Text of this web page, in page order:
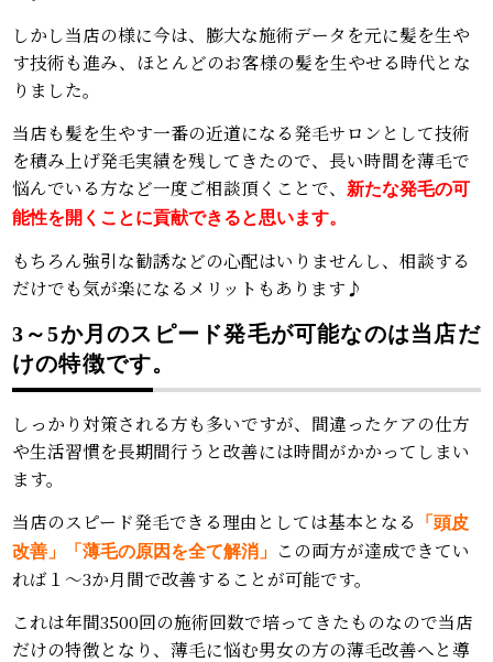
しかし当店の様に今は、膨大な施術データを元に髪を生や
す技術も進み、ほとんどのお客様の髪を生やせる時代とな
りました。
当店も髪を生やす一番の近道になる発毛サロンとして技術
を積み上げ発毛実績を残してきたので、長い時間を薄毛で
悩んでいる方など一度ご相談頂くことで、
新たな発毛の可
能性を開くことに貢献できると思います。
もちろん強引な勧誘などの心配はいりませんし、相談する
だけでも気が楽になるメリットもあります♪
3～5か月のスピード発毛が可能なのは当店だ
けの特徴です。
しっかり対策される方も多いですが、間違ったケアの仕方
や生活習慣を長期間行うと改善には時間がかかってしまい
ます。
当店のスピード発毛できる理由としては基本となる
「頭皮
改善」「薄毛の原因を全て解消」
この両方が達成できてい
れば１～3か月間で改善することが可能です。
これは年間3500回の施術回数で培ってきたものなので当店
だけの特徴となり、薄毛に悩む男女の方の薄毛改善へと導